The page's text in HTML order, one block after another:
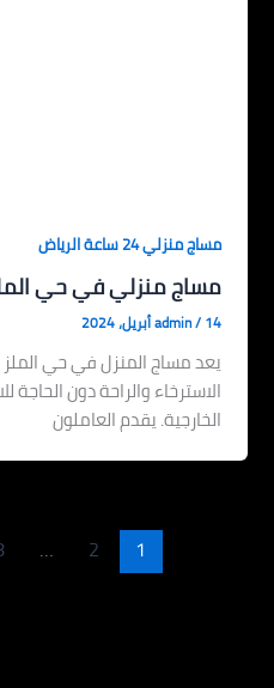
مساج منزلي 24 ساعة الرياض
مساج منزلي في حي
admin/14 أبريل، 2024
يعد مساج المنزل في حي الملز
الاسترخاء والراحة دون الحاجة
الخارجية. يقدم العاملون
1
2
…